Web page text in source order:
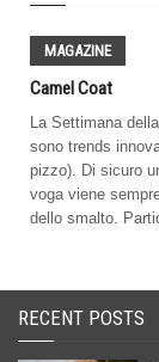
MAGAZINE
Camel Coat
La Settimana
sono trends
pizzo). Di sicuro
voga viene
dello smalto.
RECENT POSTS